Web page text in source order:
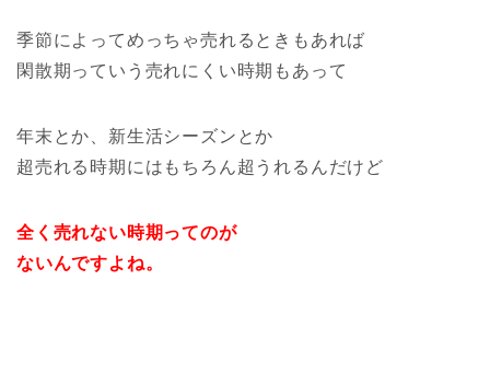
季節によってめっちゃ売れるときもあれば
閑散期っていう売れにくい時期もあって
年末とか、新生活シーズンとか
超売れる時期にはもちろん超うれるんだけど
全く売れない時期ってのが
ないんですよね。